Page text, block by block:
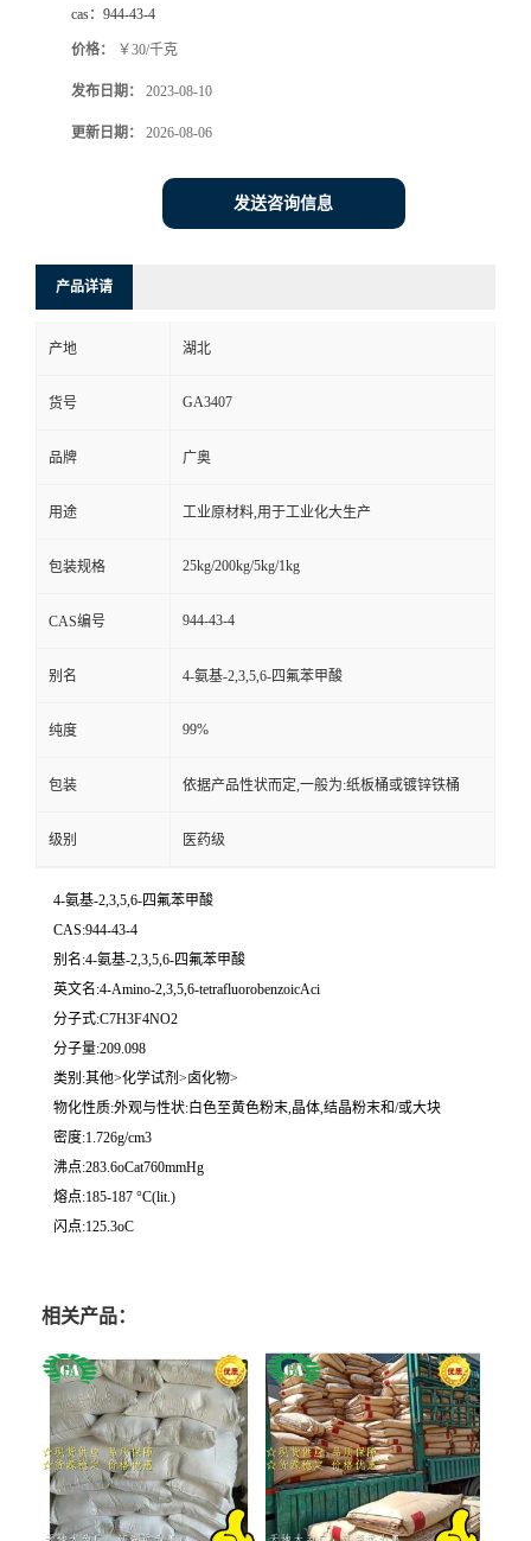
cas： 944-43-4
价格： ￥30/千克
发布日期： 2023-08-10
更新日期： 2026-08-06
发送咨询信息
产品详请
产地 湖北
货号 GA3407
品牌 广奥
用途 工业原材料,用于工业化大生产
包装规格 25kg/200kg/5kg/1kg
CAS编号 944-43-4
别名 4-氨基-2,3,5,6-四氟苯甲酸
纯度 99%
包装 依据产品性状而定,一般为:纸板桶或镀锌铁桶
级别 医药级
4-氨基-2,3,5,6-四氟苯甲酸
CAS:944-43-4
别名:4-氨基-2,3,5,6-四氟苯甲酸
英文名:4-Amino-2,3,5,6-tetrafluorobenzoicAci
分子式:C7H3F4NO2
分子量:209.098
类别:其他>化学试剂>卤化物>
物化性质:外观与性状:白色至黄色粉末,晶体,结晶粉末和/或大块
密度:1.726g/cm3
沸点:283.6oCat760mmHg
熔点:185-187 °C(lit.)
闪点:125.3oC
相关产品：